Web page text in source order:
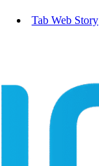
Tab Web Story